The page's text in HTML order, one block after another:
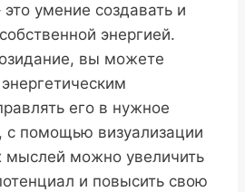
умение создавать и
энергией.
вы можете
его в нужное
с помощью визуализации
мыслей можно увеличить
и повысить свою